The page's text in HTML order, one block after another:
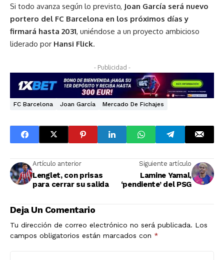
Si todo avanza según lo previsto, Joan García será nuevo
portero del FC Barcelona en los próximos días y
firmará hasta 2031, uniéndose a un proyecto ambicioso
liderado por Hansi Flick.
- Publicidad -
FC Barcelona Joan García Mercado De Fichajes
Artículo anterior
Lenglet, con prisas
para cerrar su salida
Siguiente artículo
Lamine Yamal,
‘pendiente’ del PSG
Deja Un Comentario
Tu dirección de correo electrónico no será publicada. Los
campos obligatorios están marcados con *